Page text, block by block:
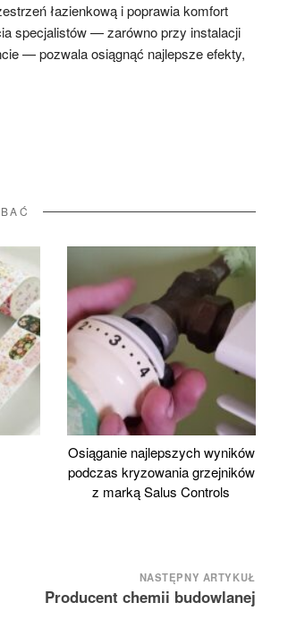
łazienkową i poprawia komfort
specjalistów — zarówno przy instalacji
— pozwala osiągnąć najlepsze efekty,
Osiąganie najlepszych wyników
podczas kryzowania grzejników
z marką Salus Controls
NASTĘPNY ARTYKUŁ
Producent chemii budowlanej